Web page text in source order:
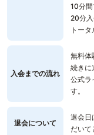
10分
20分
トー
入会までの流れ
無料体
続きに
公式ラ
す。
退会について
退会日
だいて